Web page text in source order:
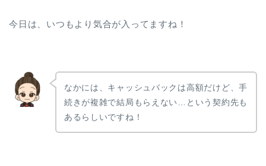
今日は、いつもより気合が入ってますね！
なかには、キャッシュバックは高額だけど、手
続きが複雑で結局もらえない…という契約先も
あるらしいですね！